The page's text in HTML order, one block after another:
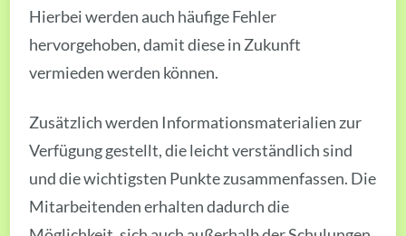
Hierbei werden auch häufige Fehler
hervorgehoben, damit diese in Zukunft
vermieden werden können.
Zusätzlich werden Informationsmaterialien zur
Verfügung gestellt, die leicht verständlich sind
und die wichtigsten Punkte zusammenfassen. Die
Mitarbeitenden erhalten dadurch die